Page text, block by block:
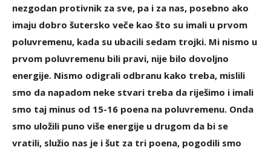
nezgodan protivnik za sve, pa i za nas, posebno ako
imaju dobro šutersko veče kao što su imali u prvom
poluvremenu, kada su ubacili sedam trojki. Mi nismo u
prvom poluvremenu bili pravi, nije bilo dovoljno
energije. Nismo odigrali odbranu kako treba, mislili
smo da napadom neke stvari treba da riješimo i imali
smo taj minus od 15-16 poena na poluvremenu. Onda
smo uložili puno više energije u drugom da bi se
vratili, služio nas je i šut za tri poena, pogodili smo